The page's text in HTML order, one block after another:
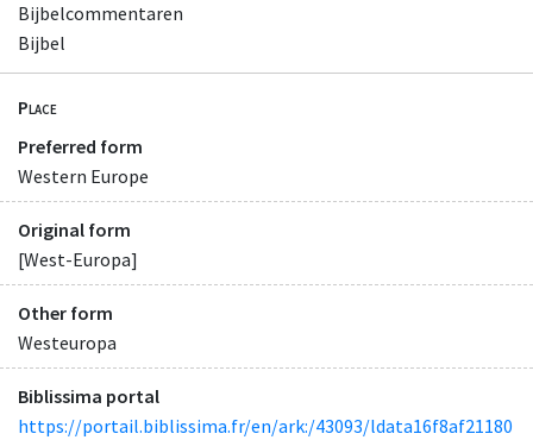
Bijbelcommentaren
Bijbel
Place
Preferred form
Western Europe
Original form
[West-Europa]
Other form
Westeuropa
Biblissima portal
https://portail.biblissima.fr/en/ark:/43093/ldata16f8af21180